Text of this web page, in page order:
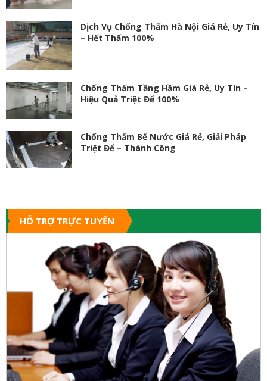
Dịch Vụ Chống Thấm Hà Nội Giá Rẻ, Uy Tín
– Hết Thấm 100%
Chống Thấm Tầng Hầm Giá Rẻ, Uy Tín –
Hiệu Quả Triệt Để 100%
Chống Thấm Bể Nước Giá Rẻ, Giải Pháp
Triệt Để – Thành Công
HỖ TRỢ TRỰC TUYẾN